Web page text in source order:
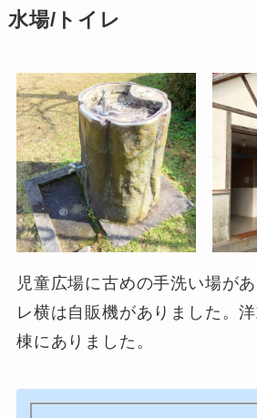
水場/トイレ
児童広場に古めの手洗い場が
レ横は自販機がありました。
棟にありました。